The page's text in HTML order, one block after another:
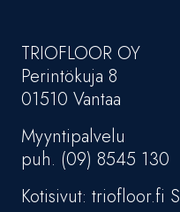
TRIOFLOOR OY
Perintökuja 8
01510 Vantaa
Myyntipalvelu
puh. (09) 8545 130
Kotisivut: triofloor.fi